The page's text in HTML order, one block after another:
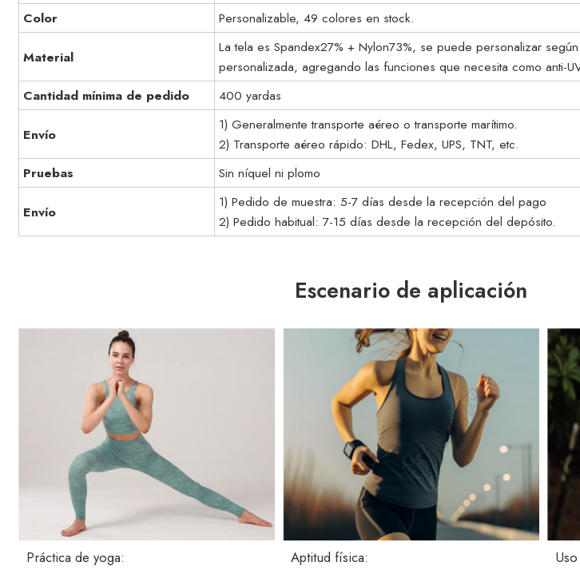
Color
Personalizable, 49 colores en stock.
Material
La tela es Spandex27% + Nylon73%, se puede personalizar
personalizada, agregando las funciones que necesita como anti-
Cantidad mínima de pedido
400 yardas
Envío
1) Generalmente transporte aéreo o transporte marítimo.
2) Transporte aéreo rápido: DHL, Fedex, UPS, TNT, etc.
Pruebas
Sin níquel ni plomo
Envío
1) Pedido de muestra: 5-7 días desde la recepción del pago
2) Pedido habitual: 7-15 días desde la recepción del depósito.
Escenario de aplicación
Práctica de yoga: Aptitud física: